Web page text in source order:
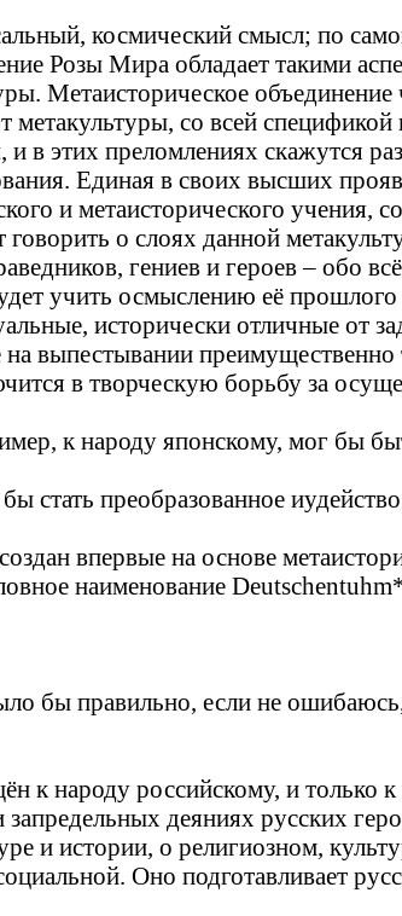
космический смысл; по
Розы Мира обладает такими
Метаисторическое
со всей
в этих преломлениях скажутся
Единая в своих высших
и метаисторического учения,
о слоях данной
гениев и героев – обо
учить осмыслению её
исторически отличные от
выпестывании
в творческую борьбу за
к народу японскому, мог бы
стать преобразованное
впервые на основе
наименование
бы правильно, если не
к народу российскому, и только
деяниях русских
и истории, о религиозном,
Оно подготавливает